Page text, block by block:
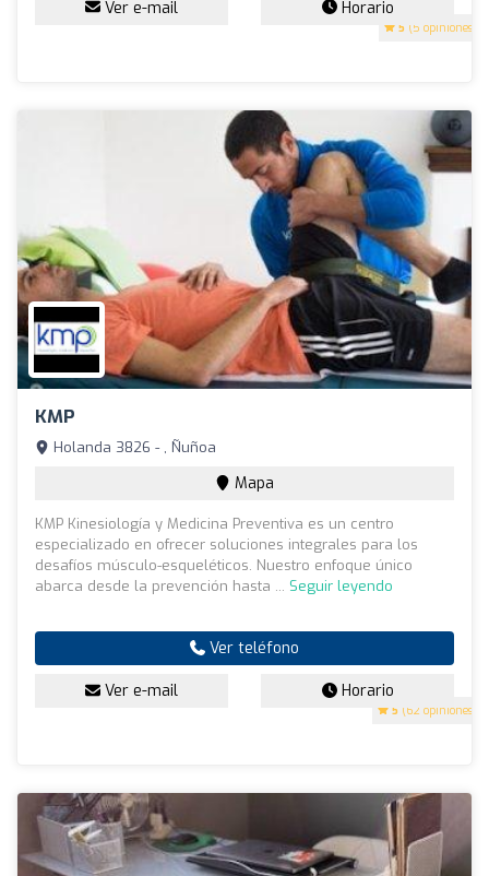
5 (5 opiniones)
Ver e-mail Horario
KMP
5 (62 opiniones)
Holanda 3826 - , Ñuñoa
Mapa
KMP Kinesiología y Medicina Preventiva es un centro
especializado en ofrecer soluciones integrales para los
desafíos músculo-esqueléticos. Nuestro enfoque único
abarca desde la prevención hasta ... Seguir leyendo
Ver teléfono
Ver e-mail Horario